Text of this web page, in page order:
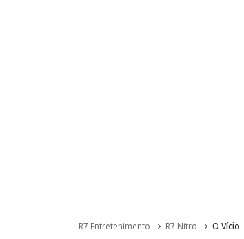
R7 Entretenimento R7 Nitro O Vício